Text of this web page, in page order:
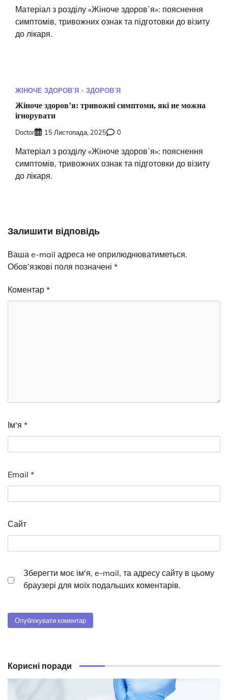
Матеріал з розділу «Жіноче здоровʼя»: пояснення
симптомів, тривожних ознак та підготовки до візиту
до лікаря.
ЖІНОЧЕ ЗДОРОВʼЯ ЗДОРОВʼЯ
Жіноче здоровʼя: тривожні симптоми, які не можна
ігнорувати
Doctor 15 Листопада, 2025 0
Матеріал з розділу «Жіноче здоровʼя»: пояснення
симптомів, тривожних ознак та підготовки до візиту
до лікаря.
Залишити відповідь
Ваша e-mail адреса не оприлюднюватиметься.
Обов’язкові поля позначені *
Коментар *
Ім'я *
Email *
Сайт
Зберегти моє ім'я, e-mail, та адресу сайту в цьому
браузері для моїх подальших коментарів.
Корисні поради